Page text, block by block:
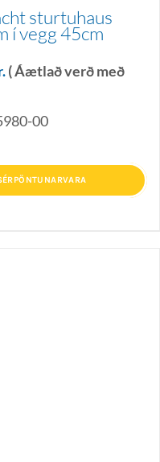
sturtuhaus
í vegg 45cm
( Áætlað verð með
00